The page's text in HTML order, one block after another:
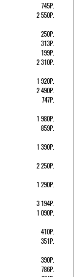
745Р.
2 550Р.
250Р.
313Р.
199Р.
2 310Р.
1 920Р.
2 490Р.
747Р.
1 980Р.
859Р.
1 390Р.
2 250Р.
1 290Р.
3 194Р.
1 090Р.
410Р.
351Р.
390Р.
786Р.